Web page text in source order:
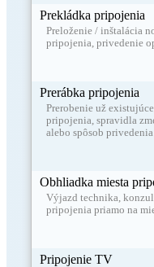
Prekládka pripojenia
Preloženie / inštalácia
pripojenia, privedenie
Prerábka pripojenia
Prerobenie už
pripojenia, spravidla
alebo spôsob
Obhliadka miesta
Výjazd technika,
pripojenia priamo na
Pripojenie TV